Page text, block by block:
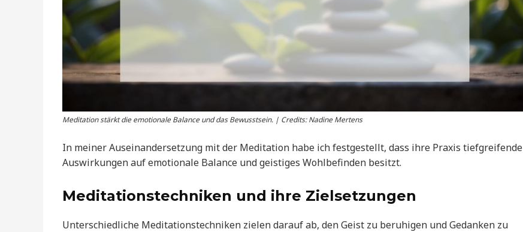
Meditation stärkt die emotionale Balance und das Bewusstsein. | Credits: Nadine Mertens
In meiner Auseinandersetzung mit der Meditation habe ich festgestellt, dass ihre Praxis tiefgreifende
Auswirkungen auf emotionale Balance und geistiges Wohlbefinden besitzt.
Meditationstechniken und ihre Zielsetzungen
Unterschiedliche Meditationstechniken zielen darauf ab, den Geist zu beruhigen und Gedanken zu